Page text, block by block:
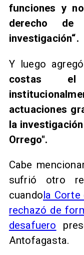
funciones y
derecho
investigación“.
Y luego
costas el
actuaciones
la
Orrego".
​Cabe
sufrió otro
cuando la
rechazó de
desafuero
Antofagasta.